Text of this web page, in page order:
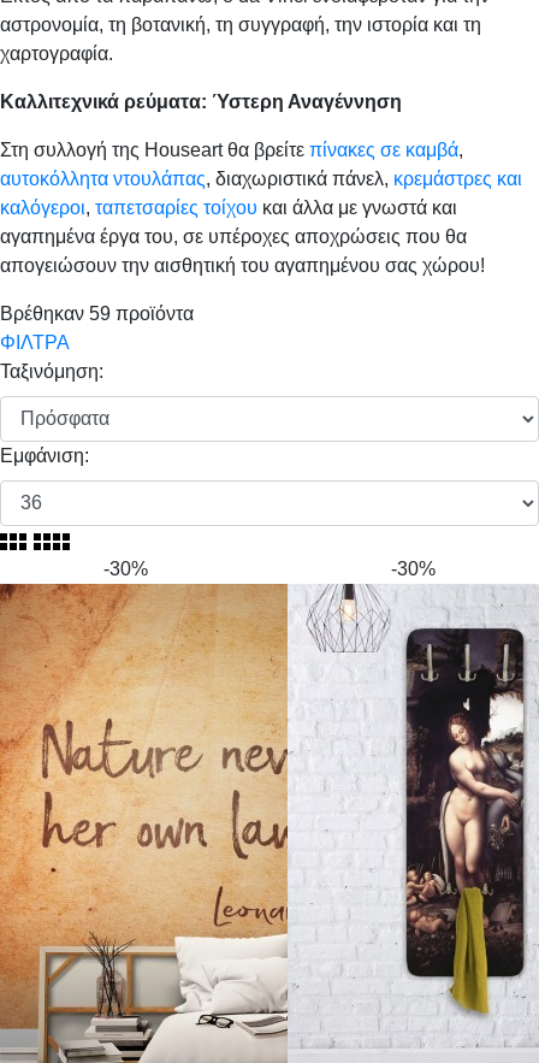
αστρονομία, τη βοτανική, τη συγγραφή, την ιστορία και τη
χαρτογραφία.
Καλλιτεχνικά ρεύματα: Ύστερη Αναγέννηση
Στη συλλογή της Houseart θα βρείτε πίνακες σε καμβά,
αυτοκόλλητα ντουλάπας, διαχωριστικά πάνελ, κρεμάστρες και
καλόγεροι, ταπετσαρίες τοίχου και άλλα με γνωστά και
αγαπημένα έργα του, σε υπέροχες αποχρώσεις που θα
απογειώσουν την αισθητική του αγαπημένου σας χώρου!
Βρέθηκαν 59 προϊόντα
ΦΙΛΤΡΑ
Ταξινόμηση:
Εμφάνιση:
-30% -30%